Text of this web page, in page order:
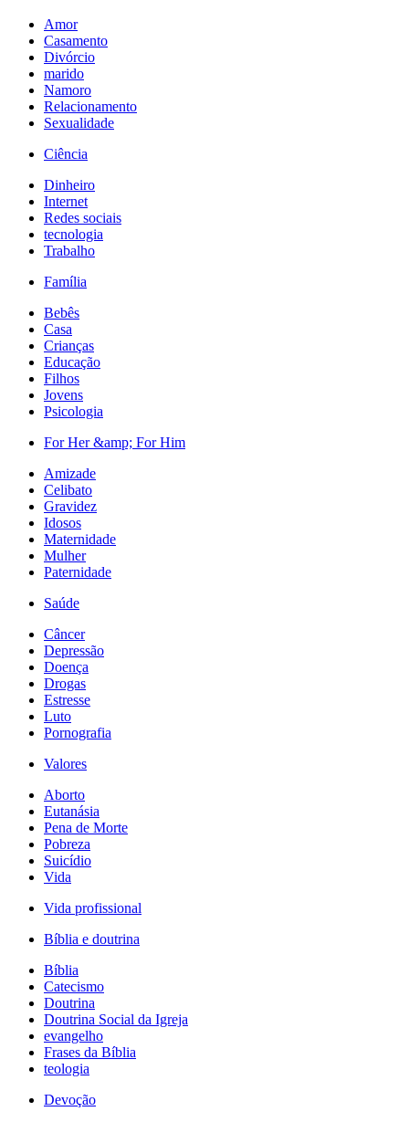
Amor
Casamento
Divórcio
marido
Namoro
Relacionamento
Sexualidade
Ciência
Dinheiro
Internet
Redes sociais
tecnologia
Trabalho
Família
Bebês
Casa
Crianças
Educação
Filhos
Jovens
Psicologia
For Her &amp; For Him
Amizade
Celibato
Gravidez
Idosos
Maternidade
Mulher
Paternidade
Saúde
Câncer
Depressão
Doença
Drogas
Estresse
Luto
Pornografia
Valores
Aborto
Eutanásia
Pena de Morte
Pobreza
Suicídio
Vida
Vida profissional
Bíblia e doutrina
Bíblia
Catecismo
Doutrina
Doutrina Social da Igreja
evangelho
Frases da Bíblia
teologia
Devoção